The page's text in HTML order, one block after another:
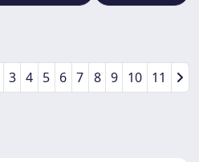
3 4 5 6 7 8 9 10 11